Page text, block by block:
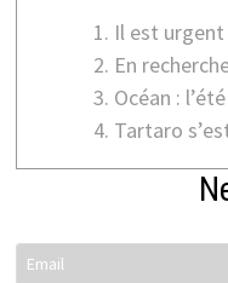
Il est
En
Océan :
Tartaro